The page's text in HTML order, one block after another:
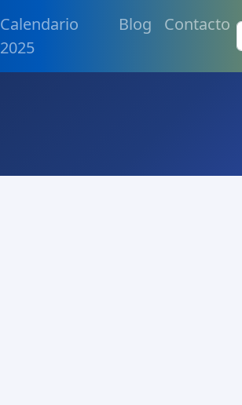
Calendario
2025
Blog Contacto